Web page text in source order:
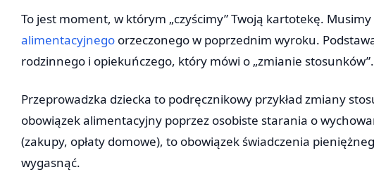
To jest moment, w którym „czyścimy” Twoją kartotekę.
alimentacyjnego orzeczonego w poprzednim wyroku.
rodzinnego i opiekuńczego, który mówi o „zmianie stosunków”.
Przeprowadzka dziecka to podręcznikowy przykład zmiany
obowiązek alimentacyjny poprzez osobiste starania o
(zakupy, opłaty domowe), to obowiązek świadczenia
wygasnąć.